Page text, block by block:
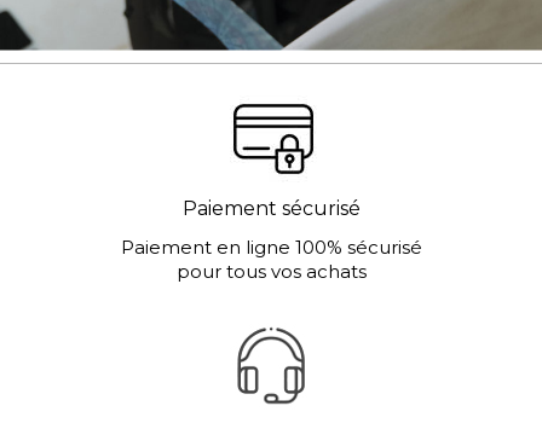
Paiement sécurisé
Paiement en ligne 100% sécurisé
pour tous vos achats